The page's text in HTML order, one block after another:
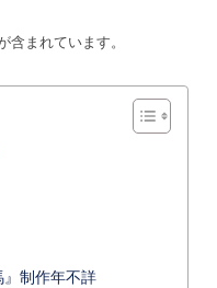
まれています。
』制作年不詳